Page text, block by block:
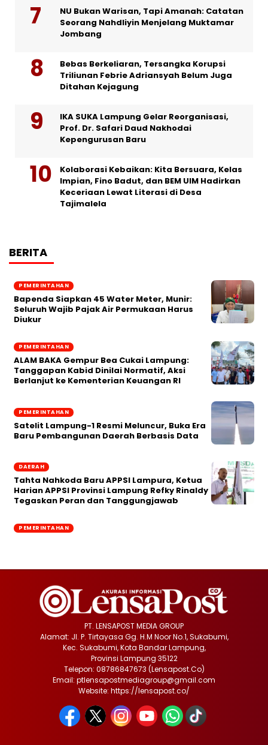
NU Bukan Warisan, Tapi Amanah: Catatan
Seorang Nahdliyin Menjelang Muktamar
Jombang
Bebas Berkeliaran, Tersangka Korupsi
Triliunan Febrie Adriansyah Belum Juga
Ditahan Kejagung
IKA SUKA Lampung Gelar Reorganisasi,
Prof. Dr. Safari Daud Nakhodai
Kepengurusan Baru
Kolaborasi Kebaikan: Kita Bersuara, Kelas
Impian, Fino Badut, dan BEM UIM Hadirkan
Keceriaan Lewat Literasi di Desa
Tajimalela
BERITA
PEMERINTAHAN
‎Bapenda Siapkan 45 Water Meter, Munir:
Seluruh Wajib Pajak Air Permukaan Harus
Diukur
PEMERINTAHAN
ALAM BAKA Gempur Bea Cukai Lampung:
Tanggapan Kabid Dinilai Normatif, Aksi
Berlanjut ke Kementerian Keuangan RI
PEMERINTAHAN
Satelit Lampung-1 Resmi Meluncur, Buka Era
Baru Pembangunan Daerah Berbasis Data
DAERAH
Tahta Nahkoda Baru APPSI Lampura, Ketua
Harian APPSI Provinsi Lampung Refky Rinaldy
Tegaskan Peran dan Tanggungjawab
PEMERINTAHAN
PT. LENSAPOST MEDIA GROUP
Alamat: Jl. P. Tirtayasa Gg. H.M Noor No.1, Sukabumi,
Kec. Sukabumi, Kota Bandar Lampung,
Provinsi Lampung 35122
Telepon: 08786847673 (Lensapost.Co)
Email: ptlensapostmediagroup@gmail.com
Website: https://lensapost.co/